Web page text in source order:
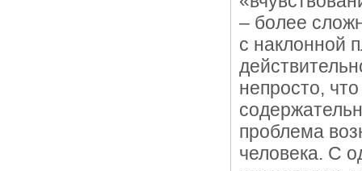
– более
с наклонной
непросто,
проблема
человека. С